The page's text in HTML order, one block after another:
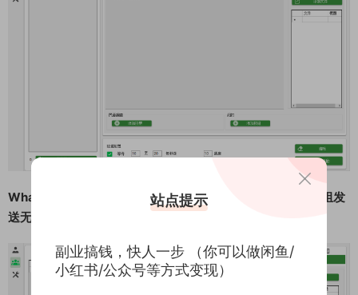
WhatsApp群组群发：向群组发送消息，向您加入的所有群组发
送无限的消息
站点提示
副业搞钱，快人一步 （你可以做闲鱼/
小红书/公众号等方式变现）